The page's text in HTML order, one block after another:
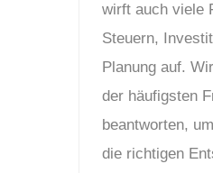
wirft auch viele
Steuern,
Planung auf.
der häufigsten
beantworten,
die richtigen